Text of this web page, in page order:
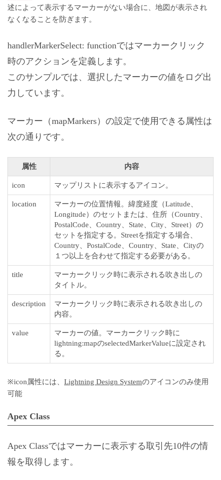
述によって表示するマーカーがない場合に、地図が表示され
なくなることを防ぎます。
handlerMarkerSelect: functionではマーカークリック
時のアクションを定義します。
このサンプルでは、選択したマーカーの値をログ出
力しています。
マーカー（mapMarkers）の設定で使用できる属性は
次の通りです。
属性 内容
icon マップリストに表示するアイコン。
location
マーカーの位置情報。緯度経度（Latitude、
Longitude）のセットまたは、住所（Country、
PostalCode、Country、State、City、Street）の
セットを指定する。Streetを指定する場合、
Country、PostalCode、Country、State、Cityの
１つ以上を合わせて指定する必要がある。
title
マーカークリック時に表示される吹き出しの
タイトル。
description
マーカークリック時に表示される吹き出しの
内容。
value
マーカーの値。マーカークリック時に
lightning:mapのselectedMarkerValueに設定され
る。
※icon属性には、 Lightning Design Systemのアイコンのみ使用
可能
Apex Class
Apex Classではマーカーに表示する取引先10件の情
報を取得します。